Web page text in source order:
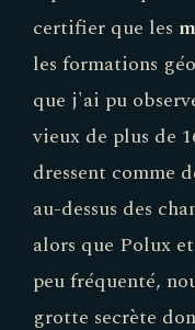
certifier que les
les formations
que j'ai pu
vieux de plus de
dressent comme
au-dessus des
alors que Polux
peu fréquenté,
grotte secrète